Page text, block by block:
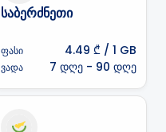
საბერძნეთი
ფასი 4.49 ₾ / 1 GB
ვადა 7 დღე - 90 დღე